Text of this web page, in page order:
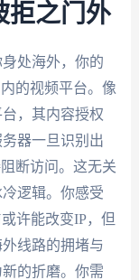
拒之门外
处海外，你的
的视频平台。像
，其内容授权
器一旦识别出
断访问。这无关
逻辑。你感受
许能改变IP，但
线路的拥堵与
的折磨。你需